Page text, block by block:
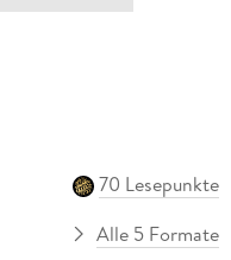
70 Lesepunkte
Alle 5 Formate